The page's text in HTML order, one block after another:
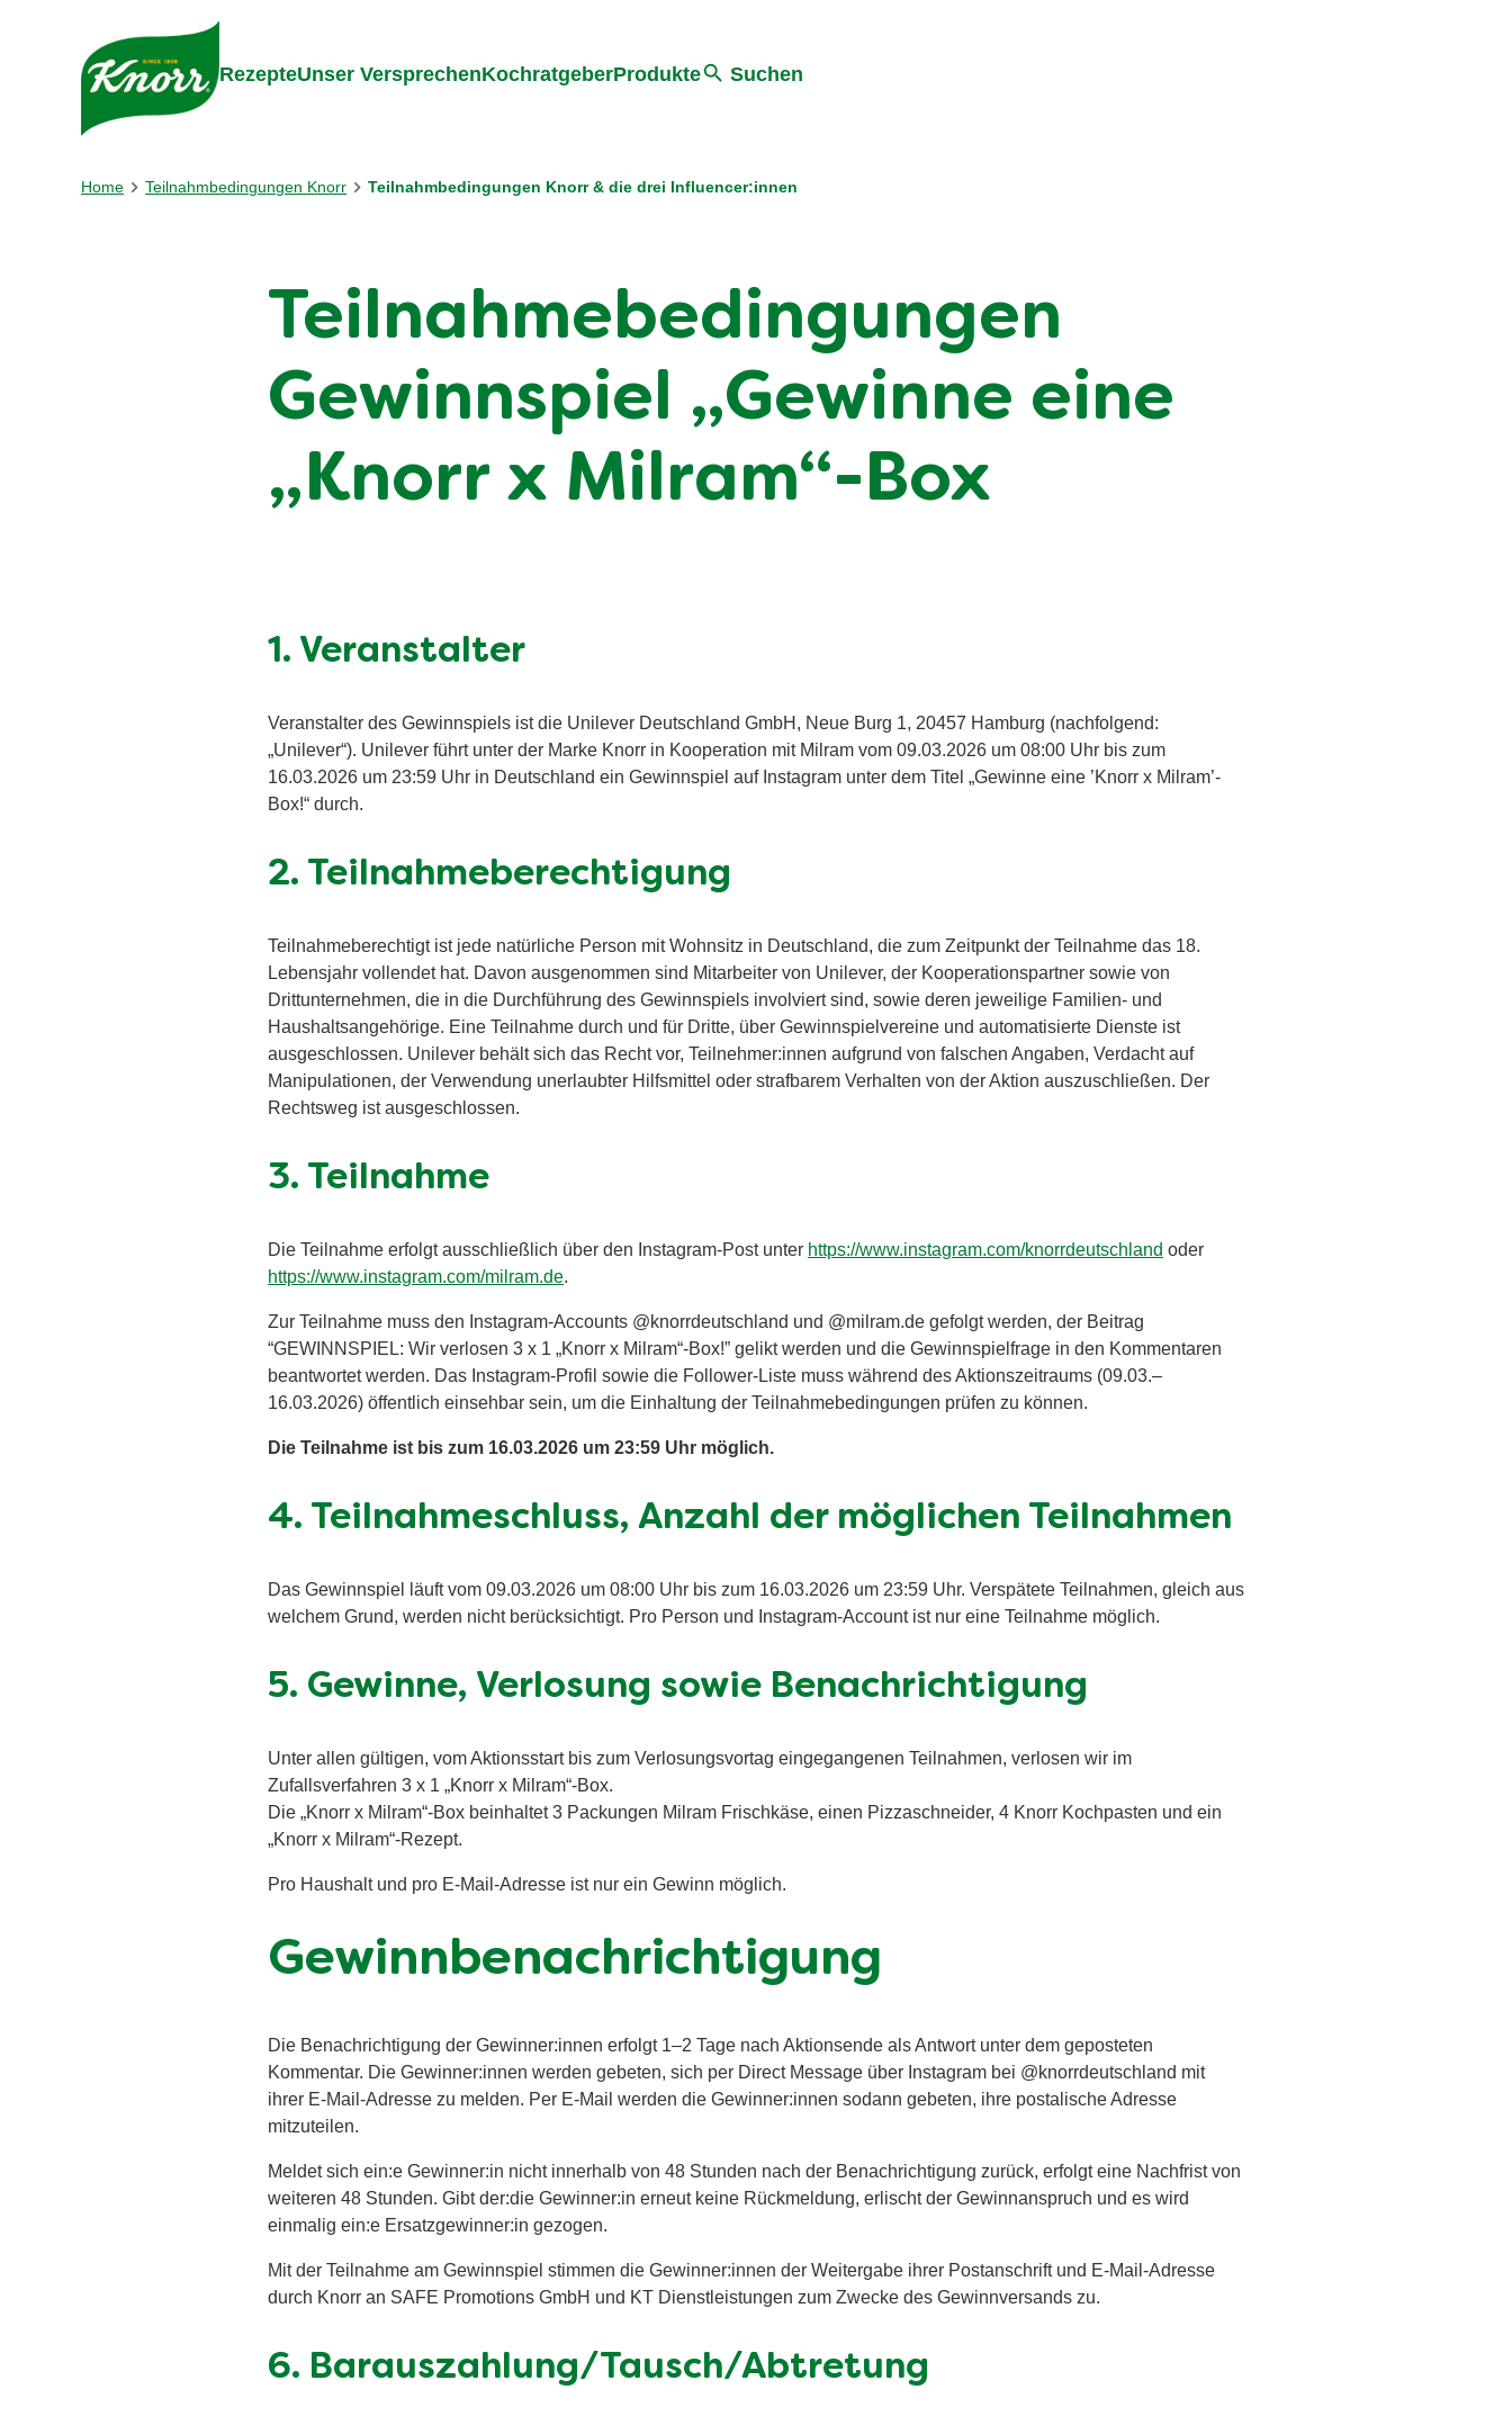
Gehe zu:
RezepteUnser VersprechenKochratgeberProdukte Suchen
Home Teilnahmbedingungen Knorr Teilnahmbedingungen Knorr & die drei Influencer:innen
Teilnahmebedingungen
Gewinnspiel „Gewinne eine
„Knorr x Milram“-Box
1. Veranstalter
Veranstalter des Gewinnspiels ist die Unilever Deutschland GmbH, Neue Burg 1, 20457 Hamburg (nachfolgend:
„Unilever“). Unilever führt unter der Marke Knorr in Kooperation mit Milram vom 09.03.2026 um 08:00 Uhr bis zum
16.03.2026 um 23:59 Uhr in Deutschland ein Gewinnspiel auf Instagram unter dem Titel „Gewinne eine ’Knorr x Milram’-
Box!“ durch.
2. Teilnahmeberechtigung
Teilnahmeberechtigt ist jede natürliche Person mit Wohnsitz in Deutschland, die zum Zeitpunkt der Teilnahme das 18.
Lebensjahr vollendet hat. Davon ausgenommen sind Mitarbeiter von Unilever, der Kooperationspartner sowie von
Drittunternehmen, die in die Durchführung des Gewinnspiels involviert sind, sowie deren jeweilige Familien- und
Haushaltsangehörige. Eine Teilnahme durch und für Dritte, über Gewinnspielvereine und automatisierte Dienste ist
ausgeschlossen. Unilever behält sich das Recht vor, Teilnehmer:innen aufgrund von falschen Angaben, Verdacht auf
Manipulationen, der Verwendung unerlaubter Hilfsmittel oder strafbarem Verhalten von der Aktion auszuschließen. Der
Rechtsweg ist ausgeschlossen.
3. Teilnahme
Die Teilnahme erfolgt ausschließlich über den Instagram-Post unter https://www.instagram.com/knorrdeutschland oder
https://www.instagram.com/milram.de.
Zur Teilnahme muss den Instagram-Accounts @knorrdeutschland und @milram.de gefolgt werden, der Beitrag
“GEWINNSPIEL: Wir verlosen 3 x 1 „Knorr x Milram“-Box!” gelikt werden und die Gewinnspielfrage in den Kommentaren
beantwortet werden. Das Instagram-Profil sowie die Follower-Liste muss während des Aktionszeitraums (09.03.–
16.03.2026) öffentlich einsehbar sein, um die Einhaltung der Teilnahmebedingungen prüfen zu können.
Die Teilnahme ist bis zum 16.03.2026 um 23:59 Uhr möglich.
4. Teilnahmeschluss, Anzahl der möglichen Teilnahmen
Das Gewinnspiel läuft vom 09.03.2026 um 08:00 Uhr bis zum 16.03.2026 um 23:59 Uhr. Verspätete Teilnahmen, gleich aus
welchem Grund, werden nicht berücksichtigt. Pro Person und Instagram-Account ist nur eine Teilnahme möglich.
5. Gewinne, Verlosung sowie Benachrichtigung
Unter allen gültigen, vom Aktionsstart bis zum Verlosungsvortag eingegangenen Teilnahmen, verlosen wir im
Zufallsverfahren 3 x 1 „Knorr x Milram“-Box.
Die „Knorr x Milram“-Box beinhaltet 3 Packungen Milram Frischkäse, einen Pizzaschneider, 4 Knorr Kochpasten und ein
„Knorr x Milram“-Rezept.
Pro Haushalt und pro E-Mail-Adresse ist nur ein Gewinn möglich.
Gewinnbenachrichtigung
Die Benachrichtigung der Gewinner:innen erfolgt 1–2 Tage nach Aktionsende als Antwort unter dem geposteten
Kommentar. Die Gewinner:innen werden gebeten, sich per Direct Message über Instagram bei @knorrdeutschland mit
ihrer E-Mail-Adresse zu melden. Per E-Mail werden die Gewinner:innen sodann gebeten, ihre postalische Adresse
mitzuteilen.
Meldet sich ein:e Gewinner:in nicht innerhalb von 48 Stunden nach der Benachrichtigung zurück, erfolgt eine Nachfrist von
weiteren 48 Stunden. Gibt der:die Gewinner:in erneut keine Rückmeldung, erlischt der Gewinnanspruch und es wird
einmalig ein:e Ersatzgewinner:in gezogen.
Mit der Teilnahme am Gewinnspiel stimmen die Gewinner:innen der Weitergabe ihrer Postanschrift und E-Mail-Adresse
durch Knorr an SAFE Promotions GmbH und KT Dienstleistungen zum Zwecke des Gewinnversands zu.
6. Barauszahlung/Tausch/Abtretung